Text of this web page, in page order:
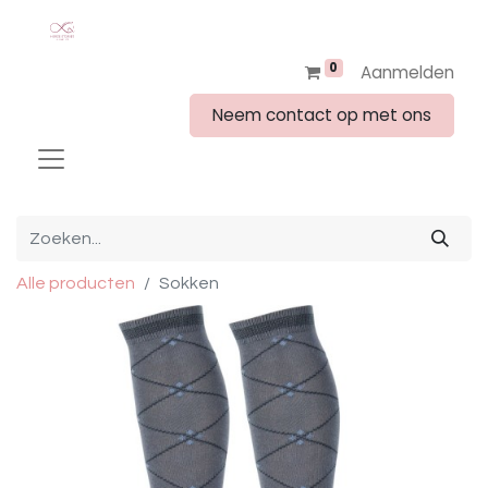
0
Aanmelden
Neem contact op met ons
Alle producten Sokken